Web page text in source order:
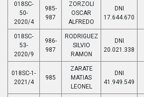
018SC-
50-
2020/4
985-
987
ZORZOLI
OSCAR
ALFREDO
DNI
17.644.670
018SC-
53-
2020/9
986-
987
RODRIGUEZ
SILVIO
RAMON
DNI
20.021.338
018SC-1-
2021/4
985
ZARATE
MATIAS
LEONEL
DNI
41.949.549